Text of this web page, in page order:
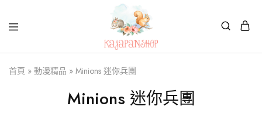
Kajapanshop
韓
貨
店
首頁 » 動漫精品 » Minions 迷你兵團
Minions 迷你兵團